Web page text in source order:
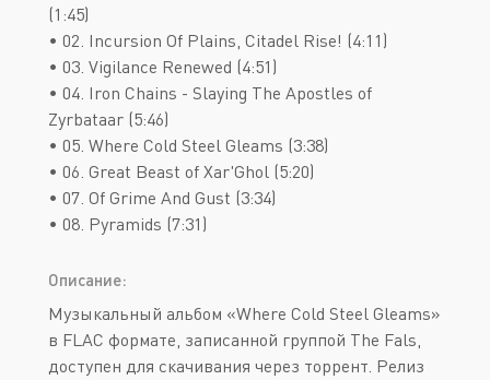
(1:45)
• 02. Incursion Of Plains, Citadel Rise! (4:11)
• 03. Vigilance Renewed (4:51)
• 04. Iron Chains - Slaying The Apostles of
Zyrbataar (5:46)
• 05. Where Cold Steel Gleams (3:38)
• 06. Great Beast of Xar'Ghol (5:20)
• 07. Of Grime And Gust (3:34)
• 08. Pyramids (7:31)
Описание:
Музыкальный альбом «Where Cold Steel Gleams»
в FLAC формате, записанной группой The Fals,
доступен для скачивания через торрент. Релиз